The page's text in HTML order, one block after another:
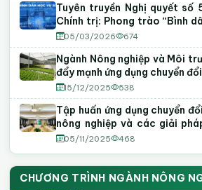
Tuyên truyền Nghị quyết số
Chính trị: Phong trào “Bình
án chuyển đổi số trong các cơ
05/03/2026 674
Ngành Nông nghiệp và Môi
đẩy mạnh ứng dụng chuyển
15/12/2025 538
Tập huấn ứng dụng chuyển
nông nghiệp và các giải
xuất, kinh doanh
05/11/2025 468
CHƯƠNG TRÌNH NGÀNH NÔNG